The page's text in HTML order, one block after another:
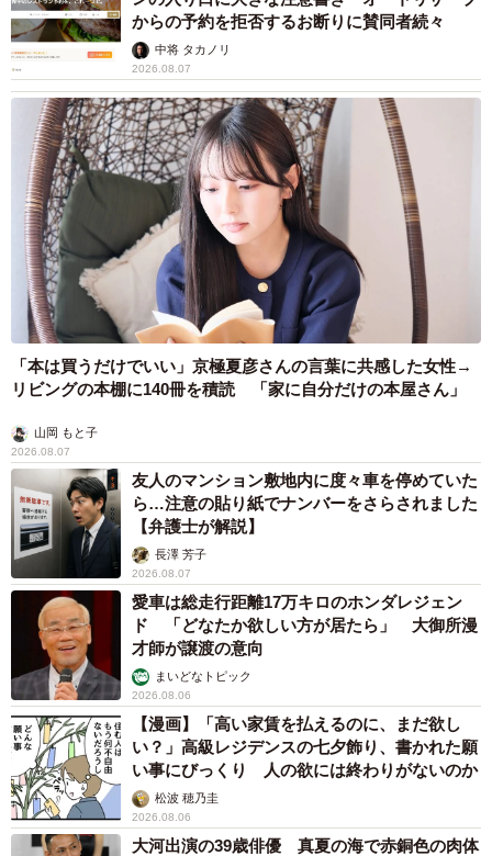
ス』など話題作に出演し、注目を集める。
からの予約を拒否するお断りに賛同者続々
中将 タカノリ
2026.08.07
「本は買うだけでいい」京極夏彦さんの言葉に共感した女性→
リビングの本棚に140冊を積読 「家に自分だけの本屋さん」
山岡 もと子
2026.08.07
友人のマンション敷地内に度々車を停めていた
ら…注意の貼り紙でナンバーをさらされました
【弁護士が解説】
長澤 芳子
2026.08.07
愛車は総走行距離17万キロのホンダレジェン
ド 「どなたか欲しい方が居たら」 大御所漫
才師が譲渡の意向
まいどなトピック
2026.08.06
【漫画】「高い家賃を払えるのに、まだ欲し
い？」高級レジデンスの七夕飾り、書かれた願
い事にびっくり 人の欲には終わりがないのか
松波 穂乃圭
2026.08.06
大河出演の39歳俳優 真夏の海で赤銅色の肉体